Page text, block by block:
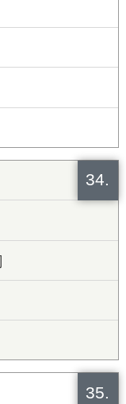
34.
35.